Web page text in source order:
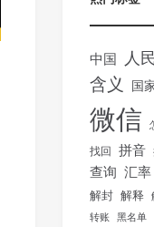
中国 人
含义 国
微信
找回 拼音
查询 汇率
解封 解释
转账 黑名单